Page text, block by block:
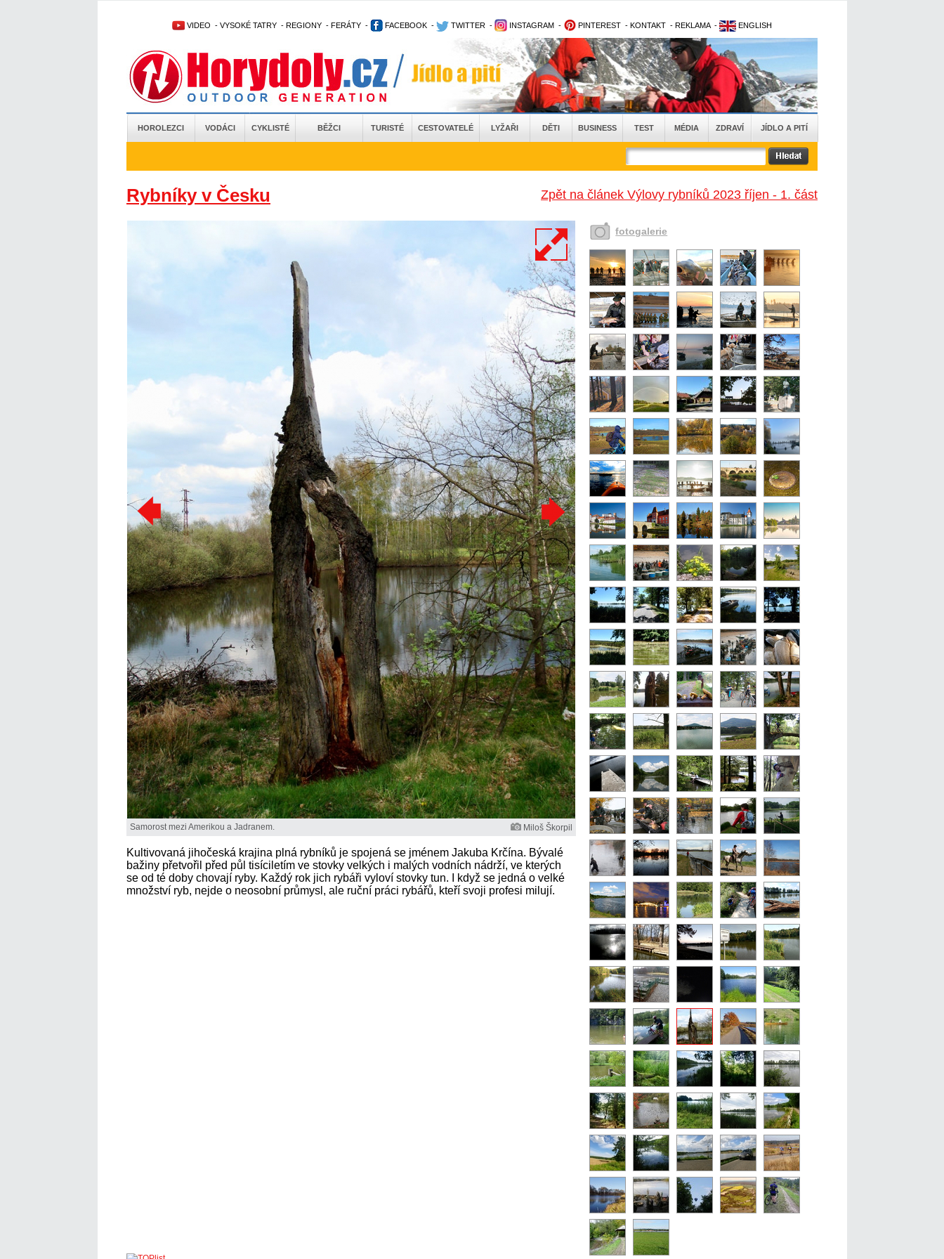
VIDEO - VYSOKÉ TATRY - REGIONY - FERÁTY - FACEBOOK - TWITTER - INSTAGRAM - PINTEREST - KONTAKT - REKLAMA - ENGLISH
HOROLEZCI VODÁCI CYKLISTÉ BĚŽCI TURISTÉ CESTOVATELÉ LYŽAŘI DĚTI BUSINESS TEST MÉDIA ZDRAVÍ JÍDLO A PITÍ
Zpět na článek Výlovy rybníků 2023 říjen - 1. část
Rybníky v Česku
Samorost mezi Amerikou a Jadranem. Miloš Škorpil
Kultivovaná jihočeská krajina plná rybníků je spojená se jménem Jakuba Krčína. Bývalé
bažiny přetvořil před půl tisíciletím ve stovky velkých i malých vodních nádrží, ve kterých
se od té doby chovají ryby. Každý rok jich rybáři vyloví stovky tun. I když se jedná o velké
množství ryb, nejde o neosobní průmysl, ale ruční práci rybářů, kteří svoji profesi milují.
fotogalerie